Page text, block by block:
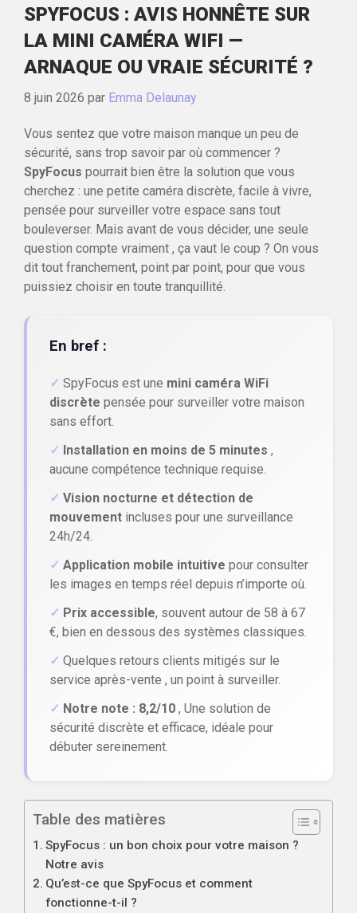
SPYFOCUS : AVIS HONNÊTE SUR
LA MINI CAMÉRA WIFI —
ARNAQUE OU VRAIE SÉCURITÉ ?
8 juin 2026 par Emma Delaunay
Vous sentez que votre maison manque un peu de
sécurité, sans trop savoir par où commencer ?
SpyFocus pourrait bien être la solution que vous
cherchez : une petite caméra discrète, facile à vivre,
pensée pour surveiller votre espace sans tout
bouleverser. Mais avant de vous décider, une seule
question compte vraiment , ça vaut le coup ? On vous
dit tout franchement, point par point, pour que vous
puissiez choisir en toute tranquillité.
En bref :
✓ SpyFocus est une mini caméra WiFi
discrète pensée pour surveiller votre maison
sans effort.
✓ Installation en moins de 5 minutes ,
aucune compétence technique requise.
✓ Vision nocturne et détection de
mouvement incluses pour une surveillance
24h/24.
✓ Application mobile intuitive pour consulter
les images en temps réel depuis n’importe où.
✓ Prix accessible, souvent autour de 58 à 67
€, bien en dessous des systèmes classiques.
✓ Quelques retours clients mitigés sur le
service après-vente , un point à surveiller.
✓ Notre note : 8,2/10 , Une solution de
sécurité discrète et efficace, idéale pour
débuter sereinement.
Table des matières
SpyFocus : un bon choix pour votre maison ?
Notre avis
Qu’est-ce que SpyFocus et comment
fonctionne-t-il ?